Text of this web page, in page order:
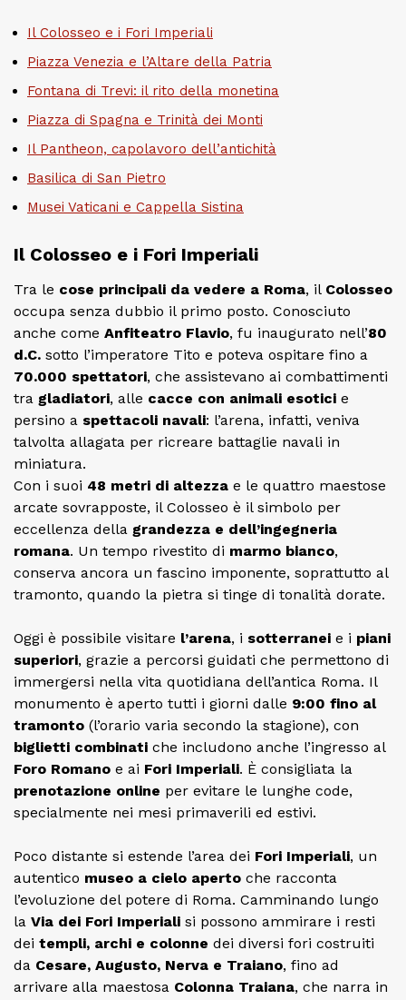
Il Colosseo e i Fori Imperiali
Piazza Venezia e l’Altare della Patria
Fontana di Trevi: il rito della monetina
Piazza di Spagna e Trinità dei Monti
Il Pantheon, capolavoro dell’antichità
Basilica di San Pietro
Musei Vaticani e Cappella Sistina
Il Colosseo e i Fori Imperiali
Tra le cose principali da vedere a Roma, il Colosseo
occupa senza dubbio il primo posto. Conosciuto
anche come Anfiteatro Flavio, fu inaugurato nell’80
d.C. sotto l’imperatore Tito e poteva ospitare fino a
70.000 spettatori, che assistevano ai combattimenti
tra gladiatori, alle cacce con animali esotici e
persino a spettacoli navali: l’arena, infatti, veniva
talvolta allagata per ricreare battaglie navali in
miniatura.
Con i suoi 48 metri di altezza e le quattro maestose
arcate sovrapposte, il Colosseo è il simbolo per
eccellenza della grandezza e dell’ingegneria
romana. Un tempo rivestito di marmo bianco,
conserva ancora un fascino imponente, soprattutto al
tramonto, quando la pietra si tinge di tonalità dorate.
Oggi è possibile visitare l’arena, i sotterranei e i piani
superiori, grazie a percorsi guidati che permettono di
immergersi nella vita quotidiana dell’antica Roma. Il
monumento è aperto tutti i giorni dalle 9:00 fino al
tramonto (l’orario varia secondo la stagione), con
biglietti combinati che includono anche l’ingresso al
Foro Romano e ai Fori Imperiali. È consigliata la
prenotazione online per evitare le lunghe code,
specialmente nei mesi primaverili ed estivi.
Poco distante si estende l’area dei Fori Imperiali, un
autentico museo a cielo aperto che racconta
l’evoluzione del potere di Roma. Camminando lungo
la Via dei Fori Imperiali si possono ammirare i resti
dei templi, archi e colonne dei diversi fori costruiti
da Cesare, Augusto, Nerva e Traiano, fino ad
arrivare alla maestosa Colonna Traiana, che narra in